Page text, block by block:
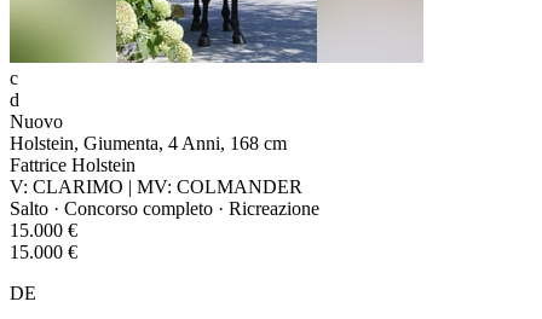
c
d
Nuovo
Holstein, Giumenta, 4 Anni, 168 cm
Fattrice Holstein
V: CLARIMO | MV: COLMANDER
Salto · Concorso completo · Ricreazione
15.000 €
15.000 €
DE